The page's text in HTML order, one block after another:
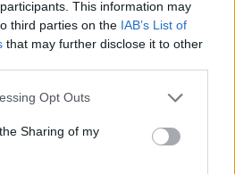
This information may
third parties on the IAB’s List of
that may further disclose it to other
Opt Outs
Sharing of my
Kft.
1055 Budapest, Balaton utca 8.
4756005
Weboldal:
festmények és műtárgyak,
és ezüst tárgyak, ékszerek,